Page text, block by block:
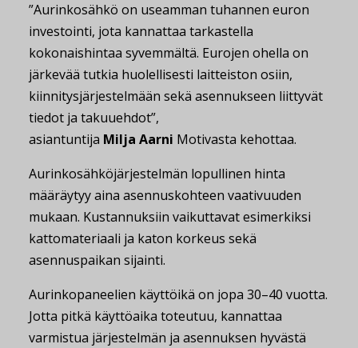
”Aurinkosähkö on useamman tuhannen euron
investointi, jota kannattaa tarkastella
kokonaishintaa syvemmältä. Eurojen ohella on
järkevää tutkia huolellisesti laitteiston osiin,
kiinnitysjärjestelmään sekä asennukseen liittyvät
tiedot ja takuuehdot”,
asiantuntija Milja Aarni Motivasta kehottaa.
Aurinkosähköjärjestelmän lopullinen hinta
määräytyy aina asennuskohteen vaativuuden
mukaan. Kustannuksiin vaikuttavat esimerkiksi
kattomateriaali ja katon korkeus sekä
asennuspaikan sijainti.
Aurinkopaneelien käyttöikä on jopa 30­–40 vuotta.
Jotta pitkä käyttöaika toteutuu, kannattaa
varmistua järjestelmän ja asennuksen hyvästä